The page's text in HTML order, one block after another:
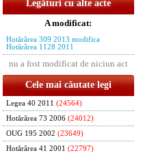
Legături cu alte acte
A modificat:
Hotărârea 309 2013 modifica
Hotărârea 1128 2011
nu a fost modificat de niciun act
Cele mai căutate legi
Legea 40 2011 (24564)
Hotărârea 73 2006 (24012)
OUG 195 2002 (23649)
Hotărârea 41 2001 (22797)